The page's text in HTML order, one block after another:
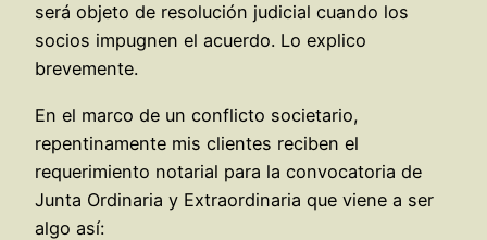
será objeto de resolución judicial cuando los
socios impugnen el acuerdo. Lo explico
brevemente.
En el marco de un conflicto societario,
repentinamente mis clientes reciben el
requerimiento notarial para la convocatoria de
Junta Ordinaria y Extraordinaria que viene a ser
algo así: